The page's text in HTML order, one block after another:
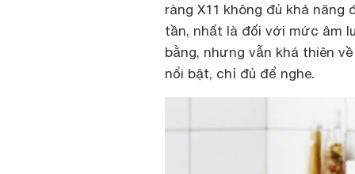
ràng X11 không đủ khả
tần, nhất là đối với mức âm
bằng, nhưng vẫn khá thiên
nổi bật, chỉ đủ để nghe.